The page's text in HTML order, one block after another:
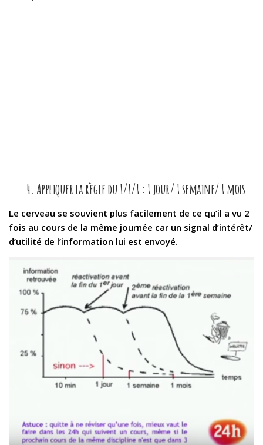
4. Appliquer la règle du 1/1/1 : 1 jour/ 1 semaine/ 1 mois
Le cerveau se souvient plus facilement de ce qu’il a vu 2
fois au cours de la même journée car un signal d’intérêt/
d’utilité de l’information lui est envoyé.